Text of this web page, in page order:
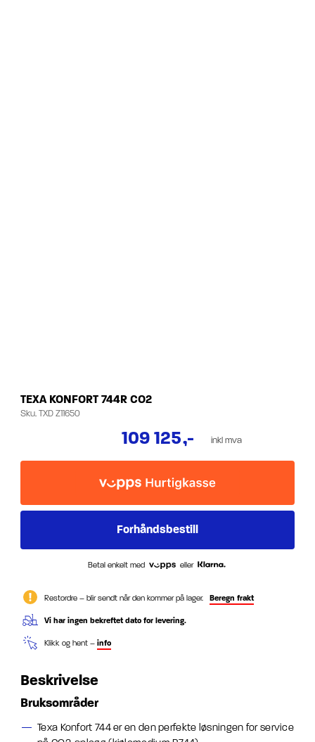
TEXA KONFORT 744R CO2
Sku.TXD Z11650
109 125,- inkl mva
Betal enkelt med eller
Restordre – blir sendt når den kommer på lager. Beregn frakt
Vi har ingen bekreftet dato for levering.
Klikk og hent – info
Beskrivelse
Bruksområder
Texa Konfort 744 er en den perfekte løsningen for service